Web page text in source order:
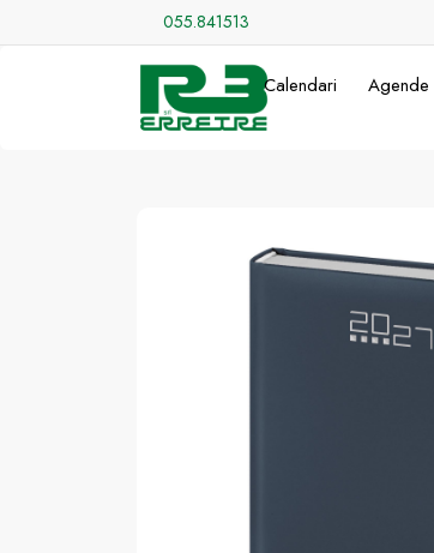
055.841513
Calendari Agende